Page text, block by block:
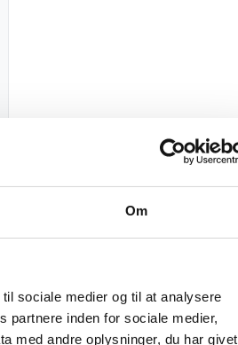
Om
sociale medier og til at analysere
partnere inden for sociale medier,
med andre oplysninger, du har givet